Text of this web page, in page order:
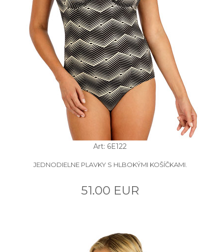
Art: 6E122
JEDNODIELNE PLAVKY S HLBOKÝMI KOŠÍČKAMI.
51.00 EUR